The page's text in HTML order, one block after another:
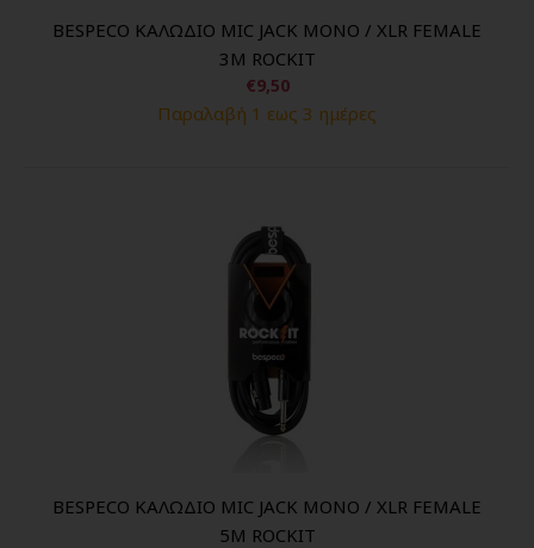
BESPECO ΚΑΛΩΔΙΟ MIC JACK MONO / XLR FEMALE
3M ROCKIT
€9,50
Παραλαβή 1 εως 3 ημέρες
BESPECO ΚΑΛΩΔΙΟ MIC JACK MONO / XLR FEMALE
5M ROCKIT